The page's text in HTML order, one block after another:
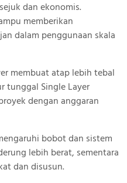
dan ekonomis.
memberikan
dalam penggunaan skala
membuat atap lebih tebal
tunggal Single Layer
dengan anggaran
bobot dan sistem
lebih berat, sementara
dan disusun.